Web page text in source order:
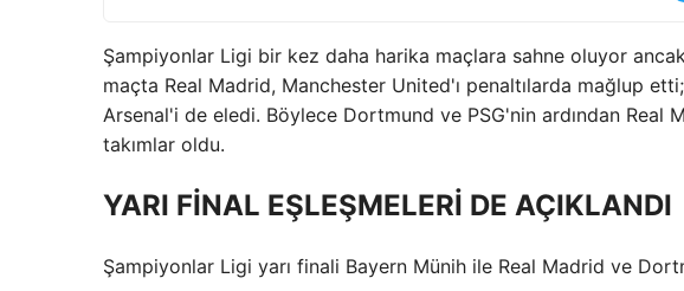
Şampiyonlar Ligi bir kez daha harika maçlara sahne oluyor ancak
maçta Real Madrid, Manchester United'ı penaltılarda mağlup
Arsenal'i de eledi. Böylece Dortmund ve PSG'nin ardından Real
takımlar oldu.
YARI FİNAL EŞLEŞMELERİ DE AÇIKLANDI
Şampiyonlar Ligi yarı finali Bayern Münih ile Real Madrid ve